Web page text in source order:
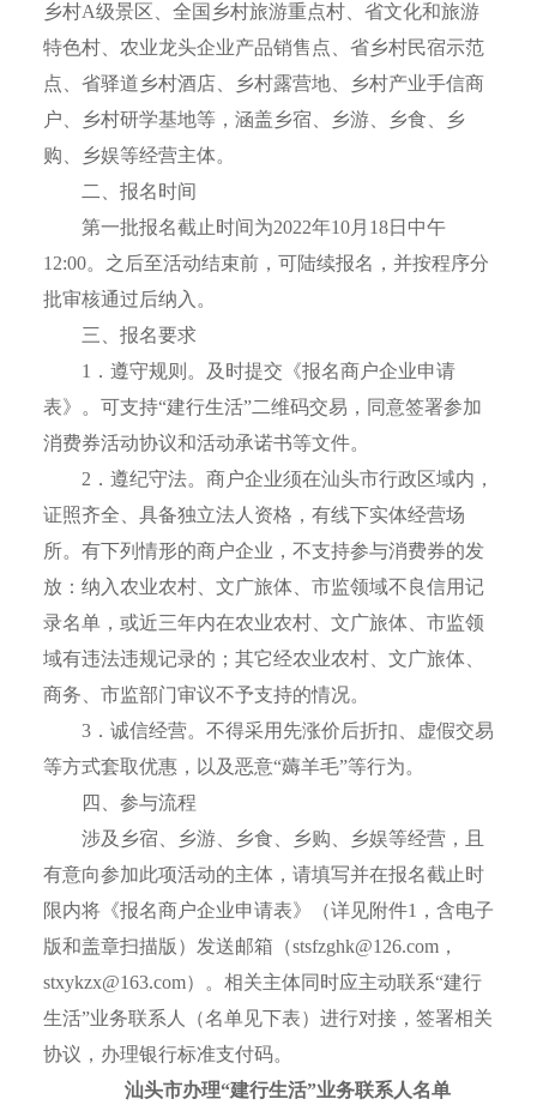
乡村A级景区、全国乡村旅游重点村、省文化和旅游
特色村、农业龙头企业产品销售点、省乡村民宿示范
点、省驿道乡村酒店、乡村露营地、乡村产业手信商
户、乡村研学基地等，涵盖乡宿、乡游、乡食、乡
购、乡娱等经营主体。
二、报名时间
第一批报名截止时间为2022年10月18日中午
12:00。之后至活动结束前，可陆续报名，并按程序分
批审核通过后纳入。
三、报名要求
1．遵守规则。及时提交《报名商户企业申请
表》。可支持“建行生活”二维码交易，同意签署参加
消费券活动协议和活动承诺书等文件。
2．遵纪守法。商户企业须在汕头市行政区域内，
证照齐全、具备独立法人资格，有线下实体经营场
所。有下列情形的商户企业，不支持参与消费券的发
放：纳入农业农村、文广旅体、市监领域不良信用记
录名单，或近三年内在农业农村、文广旅体、市监领
域有违法违规记录的；其它经农业农村、文广旅体、
商务、市监部门审议不予支持的情况。
3．诚信经营。不得采用先涨价后折扣、虚假交易
等方式套取优惠，以及恶意“薅羊毛”等行为。
四、参与流程
涉及乡宿、乡游、乡食、乡购、乡娱等经营，且
有意向参加此项活动的主体，请填写并在报名截止时
限内将《报名商户企业申请表》（详见附件1，含电子
版和盖章扫描版）发送邮箱（stsfzghk@126.com，
stxykzx@163.com）。相关主体同时应主动联系“建行
生活”业务联系人（名单见下表）进行对接，签署相关
协议，办理银行标准支付码。
汕头市办理“建行生活”业务联系人名单